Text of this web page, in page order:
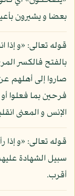
بعضا و يشيرون
قوله تعالى: «و إذا
بالفتح فالكسر
صاروا إلى أهلهم
فرحين بما فعلوا
الإنس و المعنى
قوله تعالى: «و
سبيل الشهادة
أقرب.